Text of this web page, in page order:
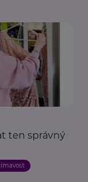
ten správný